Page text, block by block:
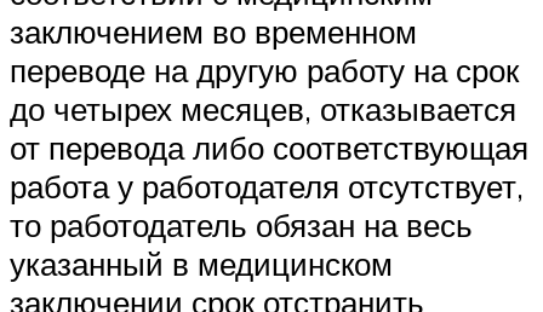
заключением во временном
переводе на другую работу на срок
до четырех месяцев, отказывается
от перевода либо соответствующая
работа у работодателя отсутствует,
то работодатель обязан на весь
указанный в медицинском
заключении срок отстранить